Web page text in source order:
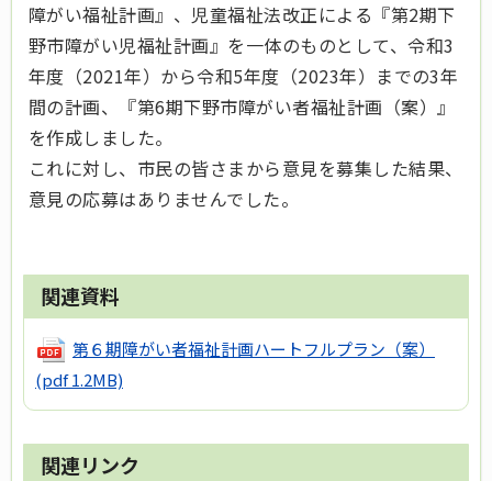
障がい福祉計画』、児童福祉法改正による『第2期下
野市障がい児福祉計画』を一体のものとして、令和3
年度（2021年）から令和5年度（2023年）までの3年
間の計画、『第6期下野市障がい者福祉計画（案）』
を作成しました。
これに対し、市民の皆さまから意見を募集した結果、
意見の応募はありませんでした。
関連資料
第６期障がい者福祉計画ハートフルプラン（案）
(pdf 1.2MB)
関連リンク